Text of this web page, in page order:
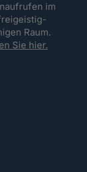
im
Raum.
Sie hier.